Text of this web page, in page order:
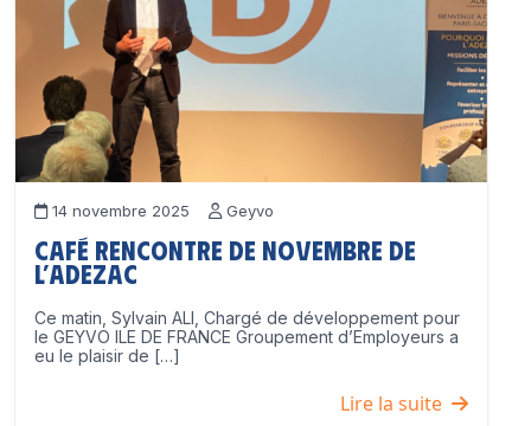
14 novembre 2025 Geyvo
Café Rencontre de Novembre de
l’ADEZAC
Ce matin, Sylvain ALI, Chargé de développement pour
le GEYVO ILE DE FRANCE Groupement d’Employeurs a
eu le plaisir de […]
Lire la suite